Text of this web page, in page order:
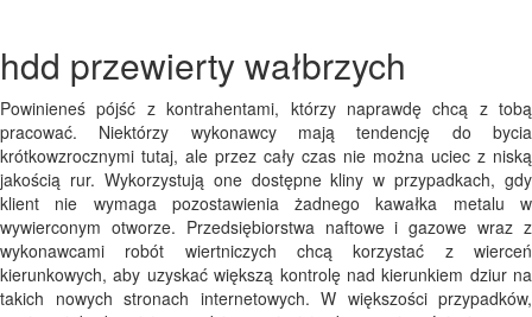
hdd przewierty wałbrzych
Powinieneś pójść z kontrahentami, którzy naprawdę chcą z tobą
pracować. Niektórzy wykonawcy mają tendencję do bycia
krótkowzrocznymi tutaj, ale przez cały czas nie można uciec z niską
jakością rur. Wykorzystują one dostępne kliny w przypadkach, gdy
klient nie wymaga pozostawienia żadnego kawałka metalu w
wywierconym otworze. Przedsiębiorstwa naftowe i gazowe wraz z
wykonawcami robót wiertniczych chcą korzystać z wierceń
kierunkowych, aby uzyskać większą kontrolę nad kierunkiem dziur na
takich nowych stronach internetowych. W większości przypadków,